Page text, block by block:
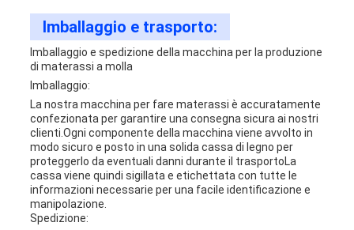
Imballaggio e trasporto:
Imballaggio e spedizione della macchina per la produzione
di materassi a molla
Imballaggio:
La nostra macchina per fare materassi è accuratamente
confezionata per garantire una consegna sicura ai nostri
clienti.Ogni componente della macchina viene avvolto in
modo sicuro e posto in una solida cassa di legno per
proteggerlo da eventuali danni durante il trasportoLa
cassa viene quindi sigillata e etichettata con tutte le
informazioni necessarie per una facile identificazione e
manipolazione.
Spedizione: